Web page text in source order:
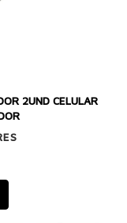
2UND CELULAR